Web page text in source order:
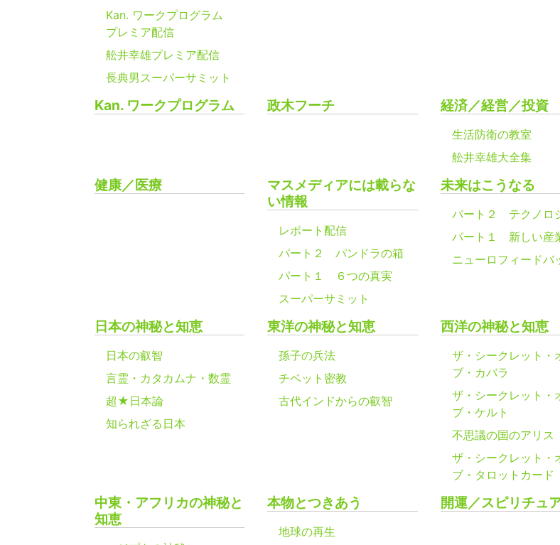
Kan. ワークプログラム
プレミア配信
舩井幸雄プレミア配信
長典男スーパーサミット
Kan. ワークプログラム 政木フーチ 経済／経営／投資
生活防衛の教室
舩井幸雄大全集
健康／医療
マスメディアには載らな
い情報
レポート配信
パート２ パンドラの箱
パート１ ６つの真実
スーパーサミット
未来はこうなる
パート２ テクノロ
パート１ 新しい産
ニューロフィードバ
日本の神秘と知恵
日本の叡智
言霊・カタカムナ・数霊
超★日本論
知られざる日本
東洋の神秘と知恵
孫子の兵法
チベット密教
古代インドからの叡智
西洋の神秘と知恵
ザ・シークレット・
ブ・カバラ
ザ・シークレット・
ブ・ケルト
不思議の国のアリス
ザ・シークレット・
ブ・タロットカード
中東・アフリカの神秘と
知恵
本物とつきあう
地球の再生
開運／スピリチュ